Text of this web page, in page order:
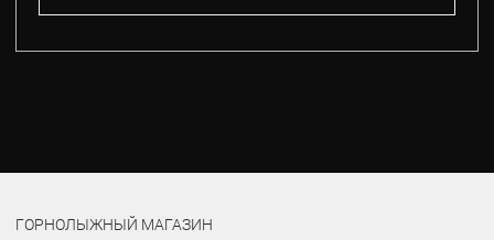
ГОРНОЛЫЖНЫЙ МАГАЗИН